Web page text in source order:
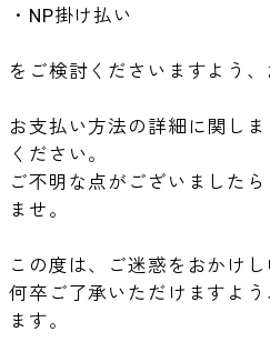
・NP掛け払い
をご検討くださいますよう、
お支払い方法の詳細に関しま
ください。
ご不明な点がございましたら
ませ。
この度は、ご迷惑をおかけし
何卒ご了承いただけますよ
ます。